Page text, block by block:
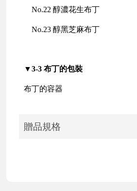
No.22 醇濃花生布丁
No.23 醇黑芝麻布丁
▼3-3 布丁的包裝
布丁的容器
贈品規格